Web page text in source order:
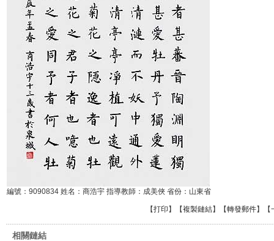
編號：9090834 姓名：商浩宇 指導教師：成美俠 省份：山東省
【打印 】【複製鏈結】【轉發郵件】
相關鏈結